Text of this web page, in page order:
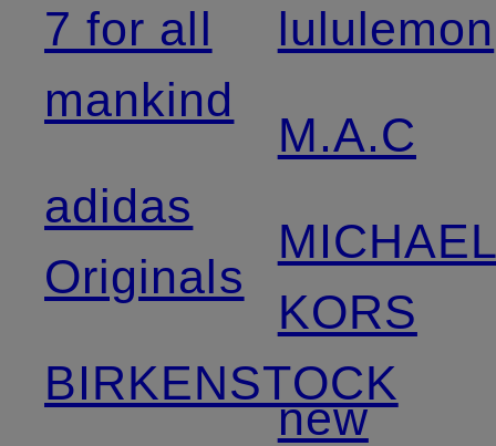
7 for all
mankind
adidas
Originals
BIRKENSTOCK
lululemon
M.A.C
KORS
new